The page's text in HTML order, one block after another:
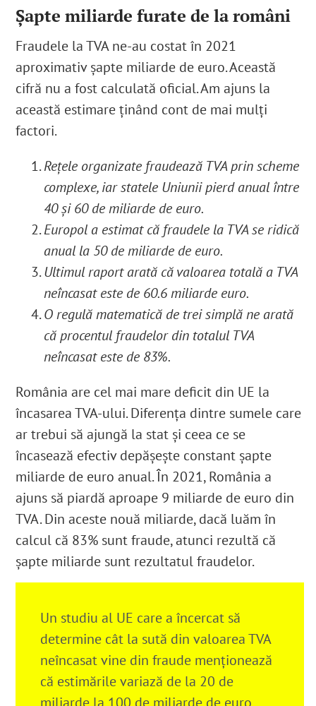
Șapte miliarde furate de la români
Fraudele la TVA ne-au costat în 2021
aproximativ șapte miliarde de euro. Această
cifră nu a fost calculată oficial. Am ajuns la
această estimare ținând cont de mai mulți
factori.
Rețele organizate fraudează TVA prin scheme
complexe, iar statele Uniunii pierd anual între
40 și 60 de miliarde de euro.
Europol a estimat că fraudele la TVA se ridică
anual la 50 de miliarde de euro.
Ultimul raport arată că valoarea totală a TVA
neîncasat este de 60.6 miliarde euro.
O regulă matematică de trei simplă ne arată
că procentul fraudelor din totalul TVA
neîncasat este de 83%.
România are cel mai mare deficit din UE la
încasarea TVA-ului. Diferența dintre sumele care
ar trebui să ajungă la stat și ceea ce se
încasează efectiv depășește constant șapte
miliarde de euro anual. În 2021, România a
ajuns să piardă aproape 9 miliarde de euro din
TVA. Din aceste nouă miliarde, dacă luăm în
calcul că 83% sunt fraude, atunci rezultă că
șapte miliarde sunt rezultatul fraudelor.
Un studiu al UE care a încercat să
determine cât la sută din valoarea TVA
neîncasat vine din fraude menționează
că estimările variază de la 20 de